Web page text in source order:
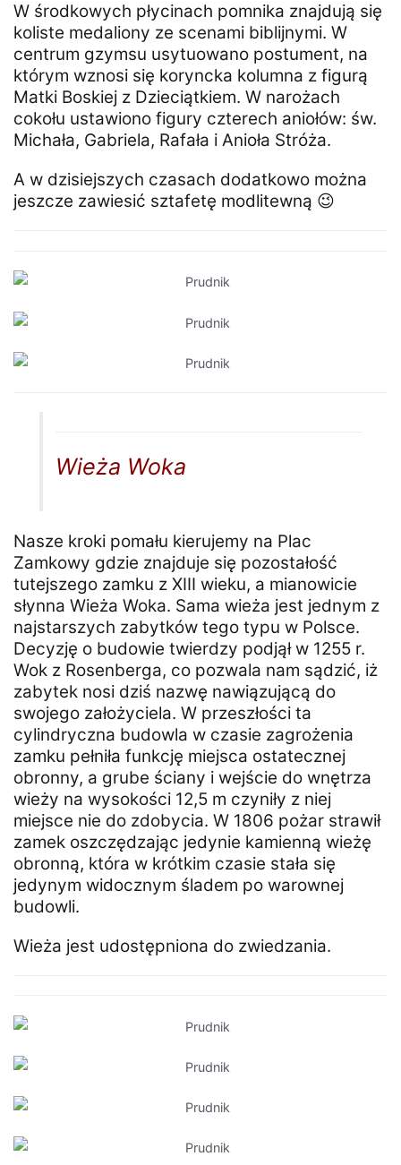
W środkowych płycinach pomnika znajdują się
koliste medaliony ze scenami biblijnymi. W
centrum gzymsu usytuowano postument, na
którym wznosi się koryncka kolumna z figurą
Matki Boskiej z Dzieciątkiem. W narożach
cokołu ustawiono figury czterech aniołów: św.
Michała, Gabriela, Rafała i Anioła Stróża.
A w dzisiejszych czasach dodatkowo można
jeszcze zawiesić sztafetę modlitewną 😉
Wieża Woka
Nasze kroki pomału kierujemy na Plac
Zamkowy gdzie znajduje się pozostałość
tutejszego zamku z XIII wieku, a mianowicie
słynna Wieża Woka. Sama wieża jest jednym z
najstarszych zabytków tego typu w Polsce.
Decyzję o budowie twierdzy podjął w 1255 r.
Wok z Rosenberga, co pozwala nam sądzić, iż
zabytek nosi dziś nazwę nawiązującą do
swojego założyciela. W przeszłości ta
cylindryczna budowla w czasie zagrożenia
zamku pełniła funkcję miejsca ostatecznej
obronny, a grube ściany i wejście do wnętrza
wieży na wysokości 12,5 m czyniły z niej
miejsce nie do zdobycia. W 1806 pożar strawił
zamek oszczędzając jedynie kamienną wieżę
obronną, która w krótkim czasie stała się
jedynym widocznym śladem po warownej
budowli.
Wieża jest udostępniona do zwiedzania.